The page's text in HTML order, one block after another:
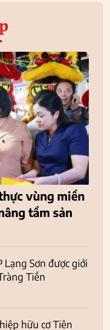
vùng miền
tầm sản
Lạng Sơn được giới
Tiền
hữu cơ Tiên